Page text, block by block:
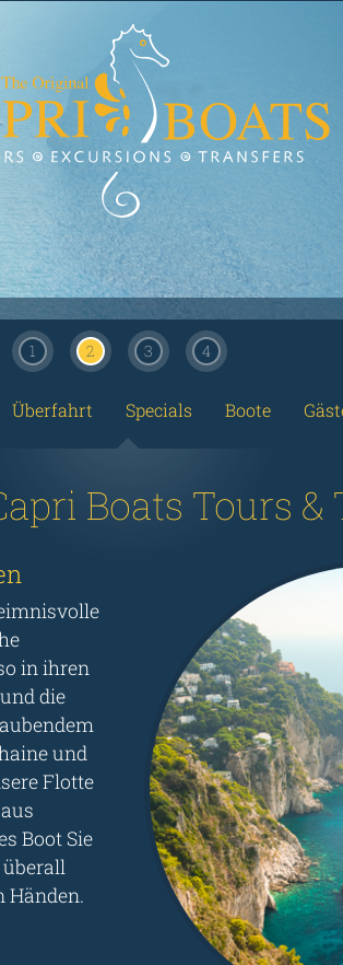
1 2 3 4
Überfahrt Specials Boote
Boats Tours &
in ihren
die
und
Flotte
Boot Sie
Händen.